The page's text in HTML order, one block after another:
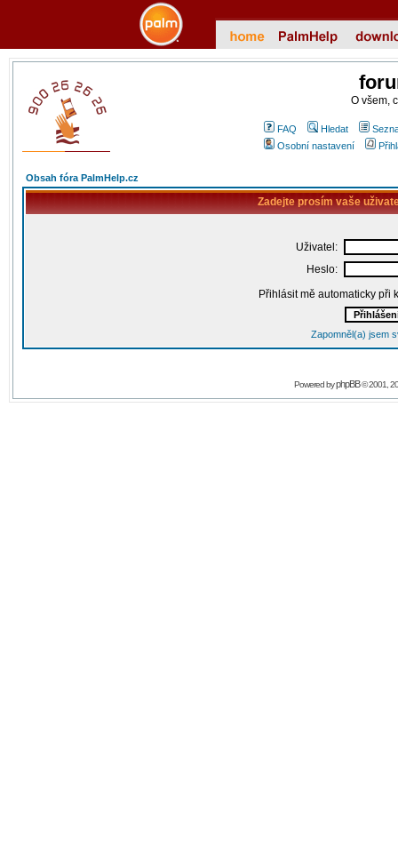
O všem,
FAQ Hledat
Osobní nastavení
Obsah fóra PalmHelp.cz
Zadejte prosím vaše
Uživatel:
Heslo:
Přihlásit mě automaticky při
Zapomněl(a) jsem
Powered byphpBB© 2001,